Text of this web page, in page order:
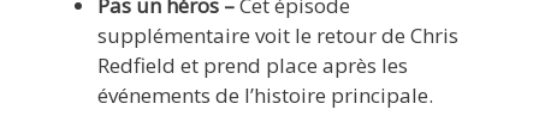
Pas un héros –Cet épisode
supplémentaire voit le retour de Chris
Redfield et prend place après les
événements de l’histoire principale.